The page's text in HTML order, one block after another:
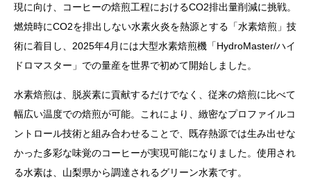
現に向け、コーヒーの焙煎工程におけるCO2排出量削減に挑戦。
燃焼時にCO2を排出しない水素火炎を熱源とする「水素焙煎」技
術に着目し、2025年4月には大型水素焙煎機「HydroMaster/ハイ
ドロマスター」での量産を世界で初めて開始しました。
水素焙煎は、脱炭素に貢献するだけでなく、従来の焙煎に比べて
幅広い温度での焙煎が可能。これにより、緻密なプロファイルコ
ントロール技術と組み合わせることで、既存熱源では生み出せな
かった多彩な味覚のコーヒーが実現可能になりました。使用され
る水素は、山梨県から調達されるグリーン水素です。